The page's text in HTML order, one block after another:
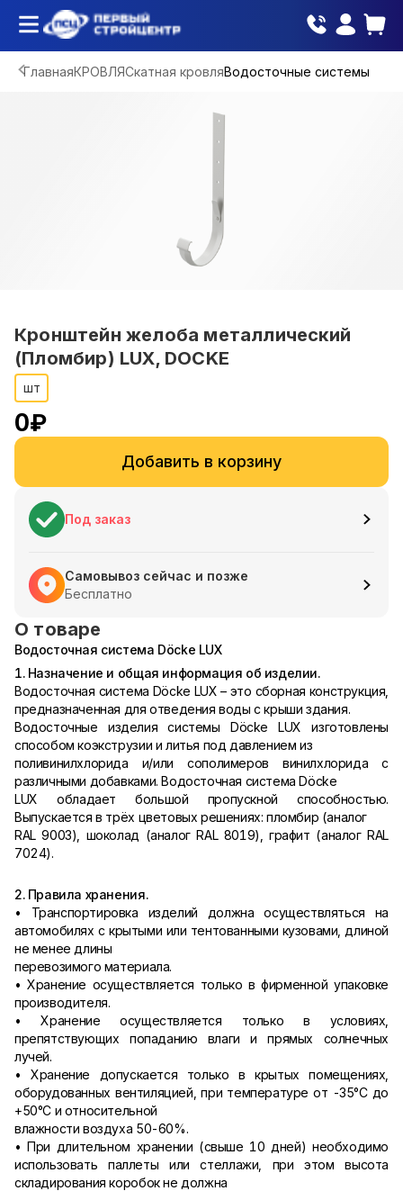
ГлавнаяКРОВЛЯСкатная кровляВодосточные системы
Кронштейн желоба металлический
(Пломбир) LUX, DOCKE
шт
0₽
Добавить в корзину
Под заказ
Самовывоз сейчас и позже
Бесплатно
О товаре
Водосточная система Döcke LUX
1. Назначение и общая информация об изделии.
Водосточная система Döcke LUX – это сборная конструкция,
предназначенная для отведения воды с крыши здания.
Водосточные изделия системы Döcke LUX изготовлены
способом коэкструзии и литья под давлением из
поливинилхлорида и/или сополимеров винилхлорида с
различными добавками. Водосточная система Döcke
LUX обладает большой пропускной способностью.
Выпускается в трёх цветовых решениях: пломбир (аналог
RAL 9003), шоколад (аналог RAL 8019), графит (аналог RAL
7024).
2. Правила хранения.
• Транспортировка изделий должна осуществляться на
автомобилях с крытыми или тентованными кузовами, длиной
не менее длины
перевозимого материала.
• Хранение осуществляется только в фирменной упаковке
производителя.
• Хранение осуществляется только в условиях,
препятствующих попаданию влаги и прямых солнечных
лучей.
• Хранение допускается только в крытых помещениях,
оборудованных вентиляцией, при температуре от -35°С до
+50°С и относительной
влажности воздуха 50-60%.
• При длительном хранении (свыше 10 дней) необходимо
использовать паллеты или стеллажи, при этом высота
складирования коробок не должна